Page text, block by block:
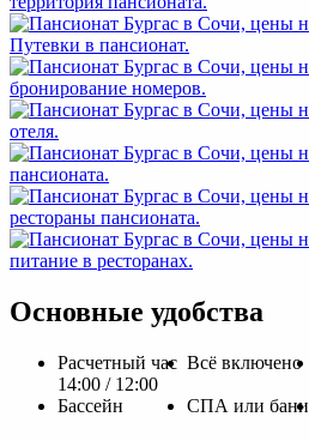
Основные удобства
Расчетный час
14:00 / 12:00
Всё включено
Бассейн
СПА или бани